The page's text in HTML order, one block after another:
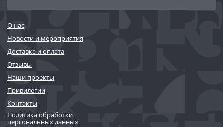
О нас
Новости и мероприятия
Доставка и оплата
Отзывы
Наши проекты
Привилегии
Контакты
Политика обработки
персональных данных